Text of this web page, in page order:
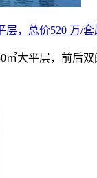
，总价520 万/套
㎡大平层，前后